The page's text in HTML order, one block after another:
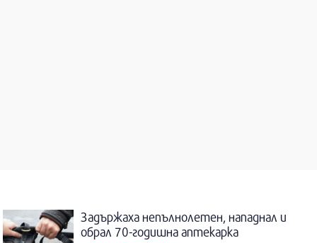
Задържаха непълнолетен, нападнал и
обрал 70-годишна аптекарка